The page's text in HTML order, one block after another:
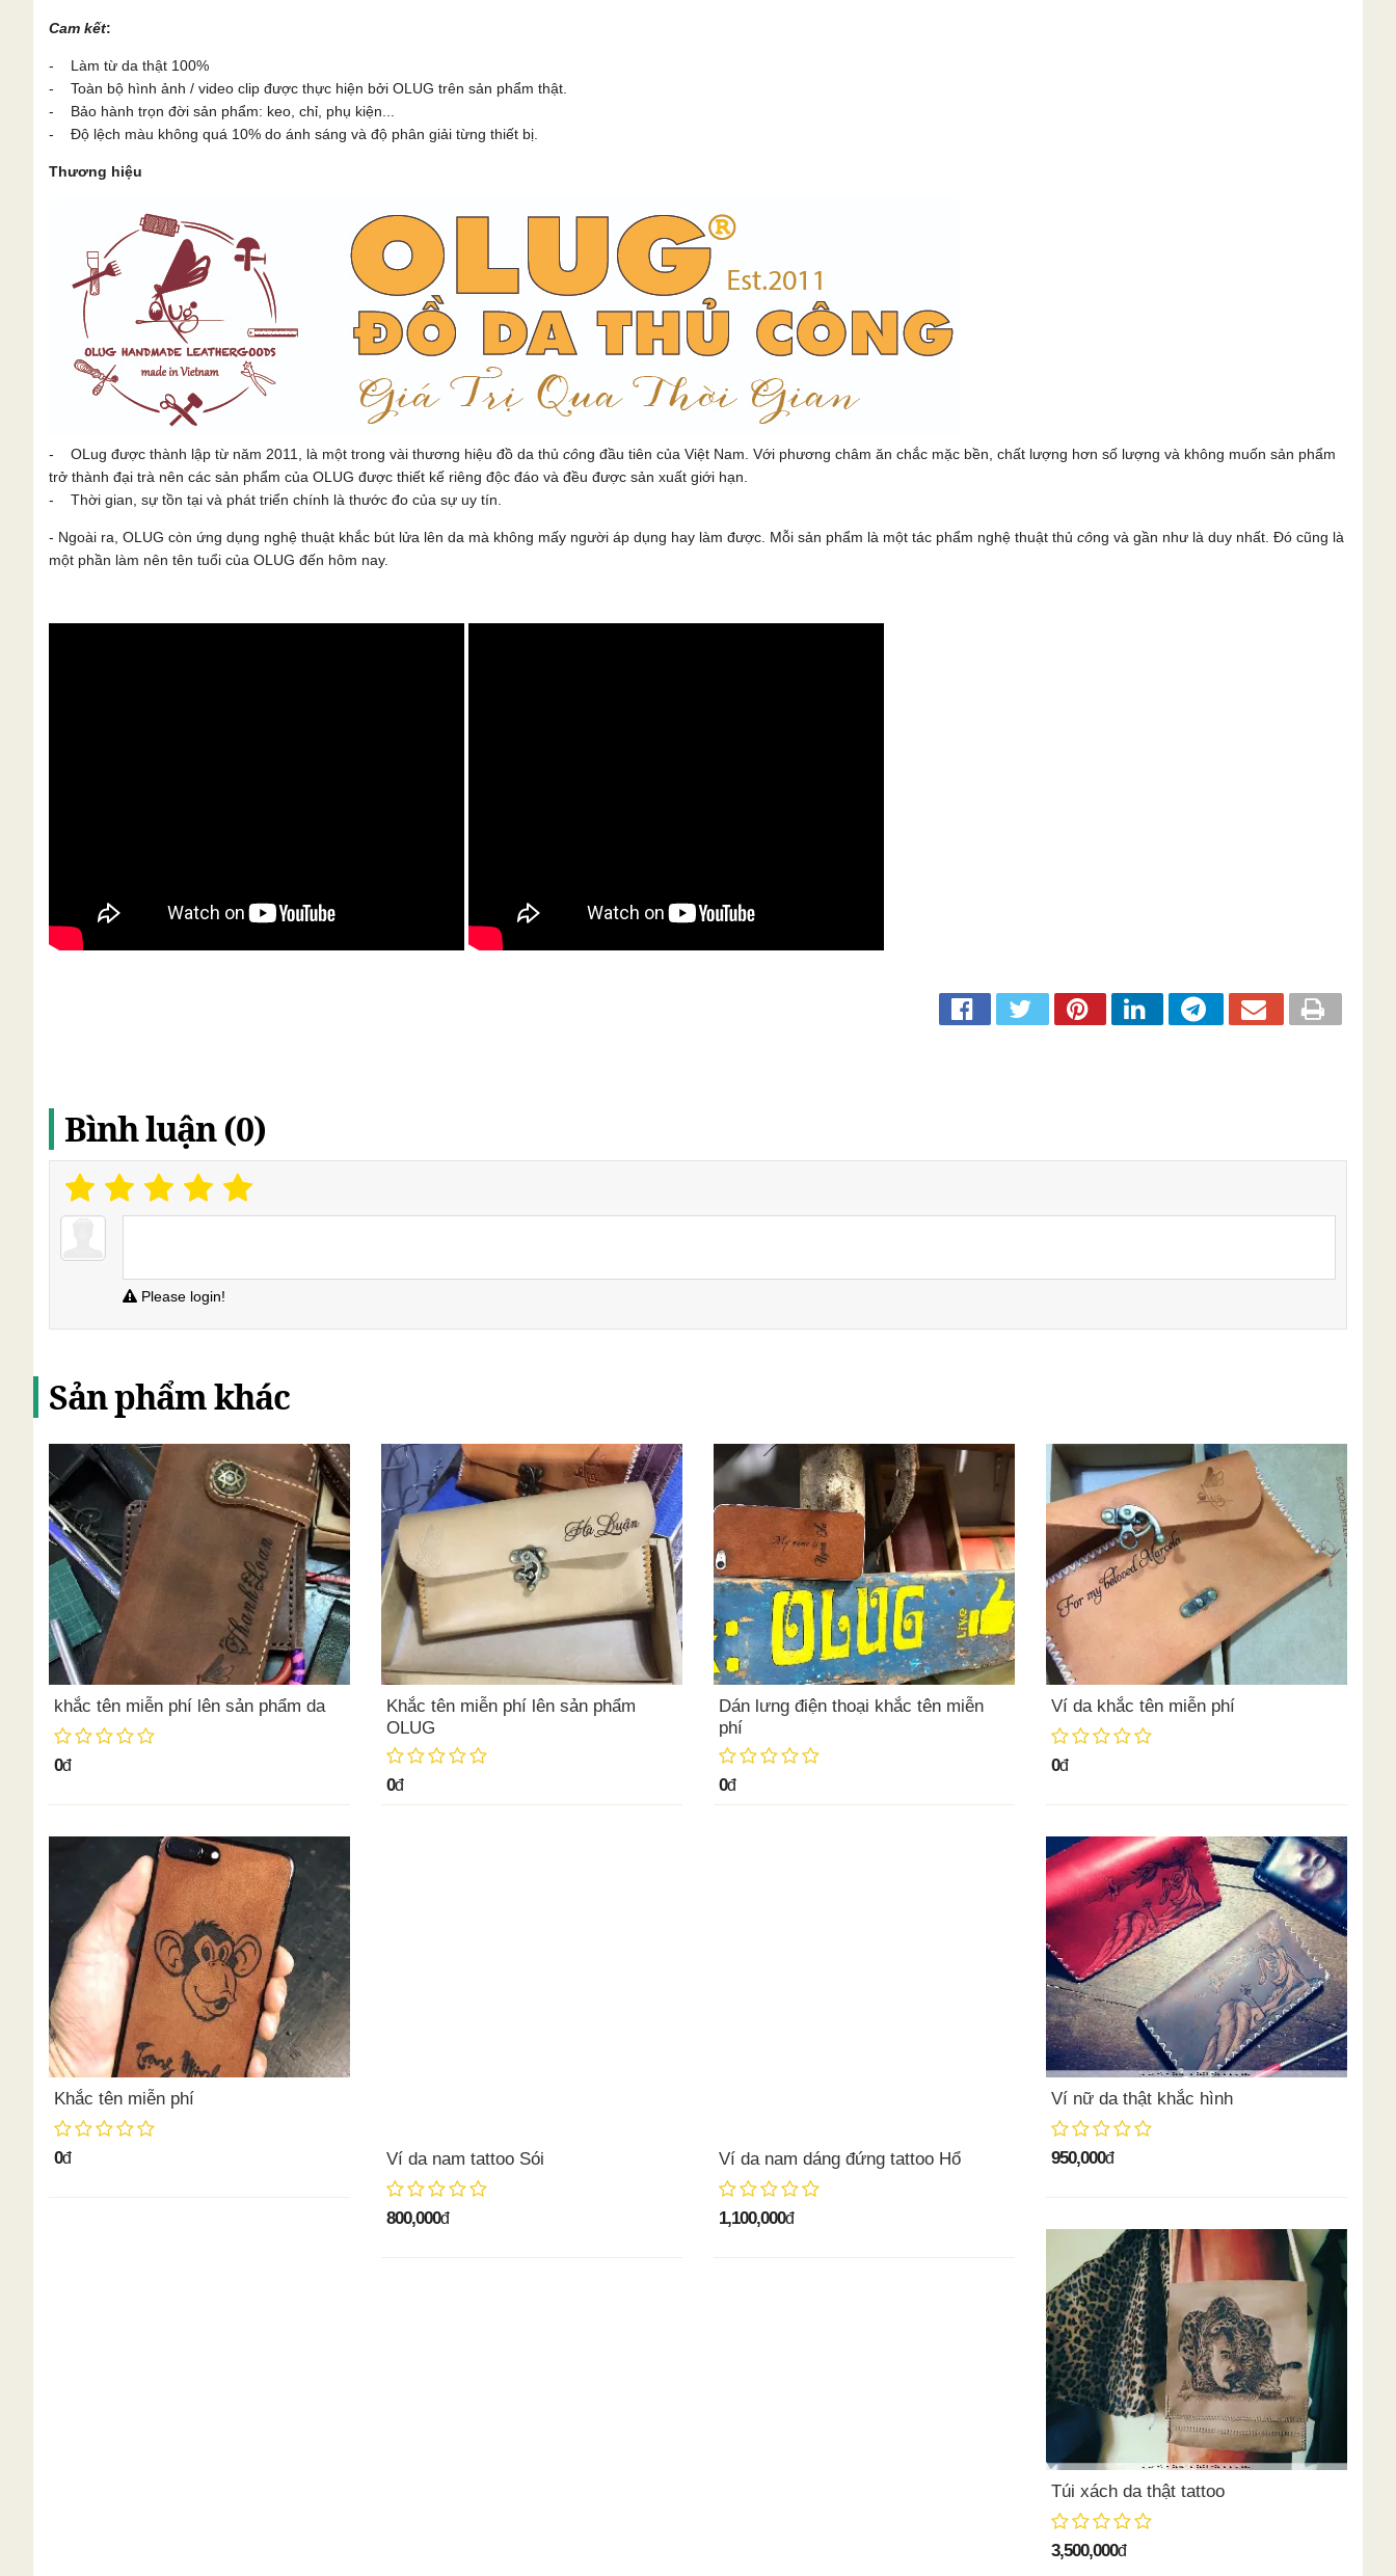
Cam kết:
- Làm từ da thật 100%
- Toàn bộ hình ảnh / video clip được thực hiện bởi OLUG trên sản phẩm thật.
- Bảo hành trọn đời sản phẩm: keo, chỉ, phụ kiện...
- Độ lệch màu không quá 10% do ánh sáng và độ phân giải từng thiết bị.
Thương hiệu
- OLug được thành lập từ năm 2011, là một trong vài thương hiệu đồ da thủ công đầu tiên của Việt Nam. Với phương châm ăn chắc mặc bền, chất lượng hơn số lượng và không muốn sản phẩm
trở thành đại trà nên các sản phẩm của OLUG được thiết kế riêng độc đáo và đều được sản xuất giới hạn.
- Thời gian, sự tồn tại và phát triển chính là thước đo của sự uy tín.
- Ngoài ra, OLUG còn ứng dụng nghệ thuật khắc bút lửa lên da mà không mấy người áp dụng hay làm được. Mỗi sản phẩm là một tác phẩm nghệ thuật thủ công và gần như là duy nhất. Đó cũng là
một phần làm nên tên tuổi của OLUG đến hôm nay.
Bình luận (0)
Please login!
Sản phẩm khác
khắc tên miễn phí lên sản phẩm da
0đ
Khắc tên miễn phí lên sản phẩm
OLUG
0đ
Dán lưng điện thoại khắc tên miễn
phí
0đ
Ví da khắc tên miễn phí
0đ
Khắc tên miễn phí
0đ Ví da nam tattoo Sói
800,000đ
Ví da nam dáng đứng tattoo Hổ
1,100,000đ
Ví nữ da thật khắc hình
950,000đ
Túi xách da thật tattoo
3,500,000đ